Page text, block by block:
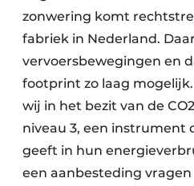
zonwering komt
fabriek in Nederland.
vervoersbewegingen en
footprint zo laag
wij in het bezit van de
niveau 3, een instrument
geeft in hun
een aanbesteding